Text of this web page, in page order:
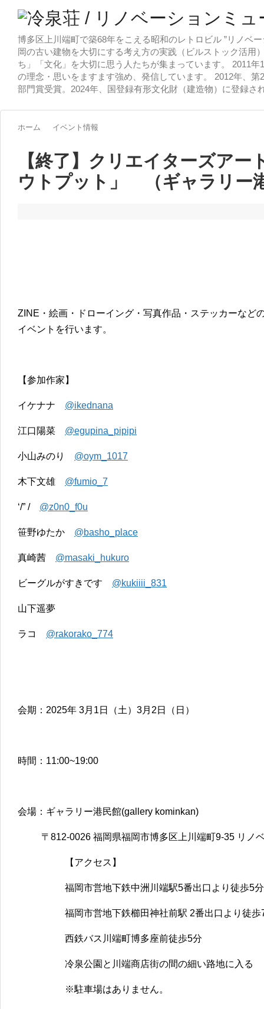
博多区上川端町で築68年をこえる昭和のレトロビル ”リノベ
岡の古い建物を大切にする考え方の実践（ビルストック活用
ち」「文化」を大切に思う人たちが集まっています。 2011
の理念・思いをますます強め、発信しています。 2012年、
部門賞受賞。2024年、国登録有形文化財（建造物）に登録さ
ホーム イベント情報
【終了】クリエイターズアー
ウトプット」 （ギャラリー
ZINE・絵画・ドローイング・写真作品・ステッカーなど
イベントを行います。
【参加作家】
イケナナ @ikednana
江口陽菜 @egupina_pipipi
小山みのり @oym_1017
木下文雄 @fumio_7
‘/” / @z0n0_f0u
笹野ゆたか @basho_place
真崎茜 @masaki_hukuro
ビーグルがすきです @kukiiii_831
山下遥夢
ラコ @rakorako_774
会期：2025年 3月1日（土）3月2日（日）
時間：11:00~19:00
会場：ギャラリー港民館(gallery kominkan)
〒812-0026 福岡県福岡市博多区上川端町9-35 リノ
【アクセス】
福岡市営地下鉄中洲川端駅5番出口より徒歩5分
福岡市営地下鉄櫛田神社前駅 2番出口より徒歩
西鉄バス川端町博多座前徒歩5分
冷泉公園と川端商店街の間の細い路地に入る
※駐車場はありません。